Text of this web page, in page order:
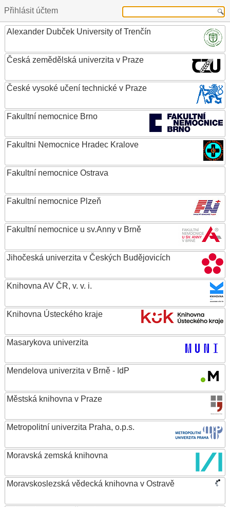
Přihlásit účtem
Alexander Dubček University of Trenčín
Česká zemědělská univerzita v Praze
České vysoké učení technické v Praze
Fakultní nemocnice Brno
Fakultni Nemocnice Hradec Kralove
Fakultní nemocnice Ostrava
Fakultní nemocnice Plzeň
Fakultní nemocnice u sv.Anny v Brně
Jihočeská univerzita v Českých Budějovicích
Knihovna AV ČR, v. v. i.
Knihovna Ústeckého kraje
Masarykova univerzita
Mendelova univerzita v Brně - IdP
Městská knihovna v Praze
Metropolitní univerzita Praha, o.p.s.
Moravská zemská knihovna
Moravskoslezská vědecká knihovna v Ostravě